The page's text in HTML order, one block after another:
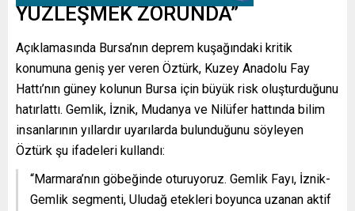
YÜZLEŞMEK ZORUNDA”
Açıklamasında Bursa’nın deprem kuşağındaki kritik
konumuna geniş yer veren Öztürk, Kuzey Anadolu Fay
Hattı’nın güney kolunun Bursa için büyük risk oluşturduğunu
hatırlattı. Gemlik, İznik, Mudanya ve Nilüfer hattında bilim
insanlarının yıllardır uyarılarda bulunduğunu söyleyen
Öztürk şu ifadeleri kullandı:
“Marmara’nın göbeğinde oturuyoruz. Gemlik Fayı, İznik-
Gemlik segmenti, Uludağ etekleri boyunca uzanan aktif